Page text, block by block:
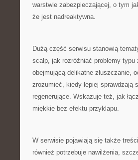
warstwie zabezpieczającej, o tym
że jest nadreaktywna.
Dużą część serwisu stanowią
scalp, jak rozróżniać problemy typu
obejmującą delikatne złuszczanie,
zrozumieć, kiedy lepiej sprawdzają
regenerujące. Wskazuje też, jak
miękkie bez efektu przyklapu.
W serwisie pojawiają się także
również potrzebuje nawilżenia,